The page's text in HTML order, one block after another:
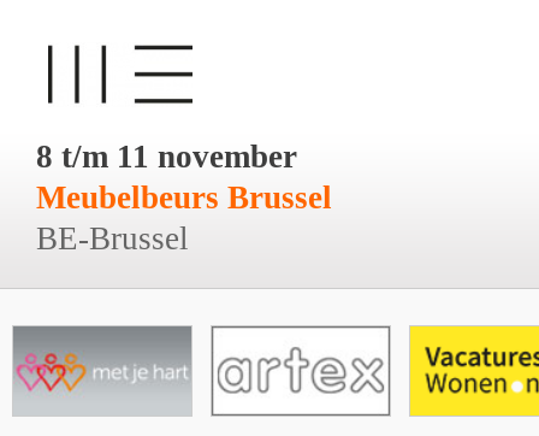
8 t/m 11 november
Meubelbeurs Brussel
BE-Brussel